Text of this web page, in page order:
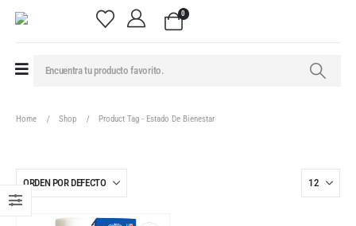
0
Home Shop Product Tag - Estado De Bienestar